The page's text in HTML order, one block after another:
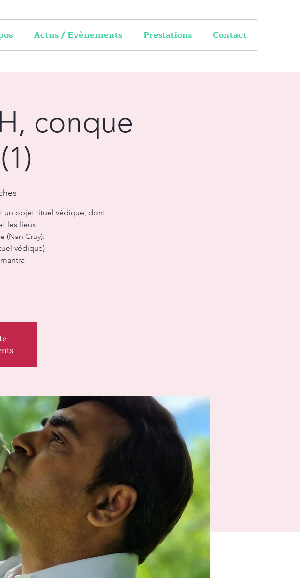
Actus / Evènements Prestations Contact
conque
un objet rituel védique, dont
les lieux.
(Nan Cruy):
védique)